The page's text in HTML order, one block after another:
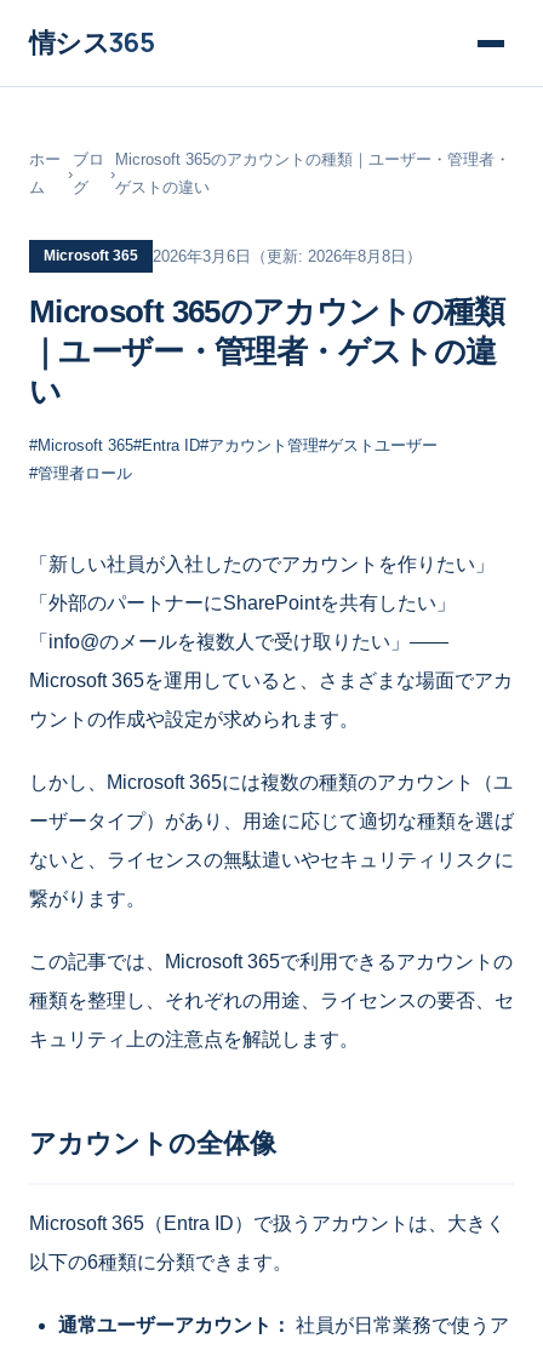
情シス365
ホー
ム
›
ブロ
グ
›
Microsoft 365のアカウントの種類｜ユーザー・管理者・
ゲストの違い
Microsoft 365 2026年3月6日 （更新: 2026年8月8日）
Microsoft 365のアカウントの種類
｜ユーザー・管理者・ゲストの違
い
#Microsoft 365#Entra ID#アカウント管理#ゲストユーザー
#管理者ロール
「新しい社員が入社したのでアカウントを作りたい」
「外部のパートナーにSharePointを共有したい」
「info@のメールを複数人で受け取りたい」——
Microsoft 365を運用していると、さまざまな場面でアカ
ウントの作成や設定が求められます。
しかし、Microsoft 365には複数の種類のアカウント（ユ
ーザータイプ）があり、用途に応じて適切な種類を選ば
ないと、ライセンスの無駄遣いやセキュリティリスクに
繋がります。
この記事では、Microsoft 365で利用できるアカウントの
種類を整理し、それぞれの用途、ライセンスの要否、セ
キュリティ上の注意点を解説します。
アカウントの全体像
Microsoft 365（Entra ID）で扱うアカウントは、大きく
以下の6種類に分類できます。
通常ユーザーアカウント： 社員が日常業務で使うア